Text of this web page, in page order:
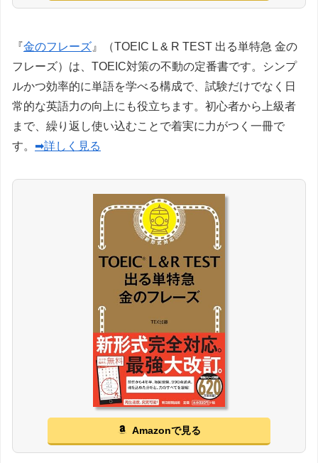
『金のフレーズ 』（TOEIC L & R TEST 出る単特急 金の
フレーズ）は、TOEIC対策の不動の定番書です。シンプ
ルかつ効率的に単語を学べる構成で、試験だけでなく日
常的な英語力の向上にも役立ちます。初心者から上級者
まで、繰り返し使い込むことで着実に力がつく一冊で
す。 ➡詳しく見る
Amazonで見る